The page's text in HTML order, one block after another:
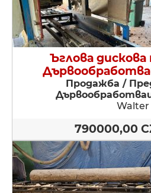
Ъглова дискова
Продажба /
Walter
790000,00